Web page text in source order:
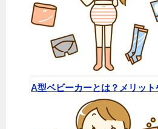
A型ベビーカーとは？メリット